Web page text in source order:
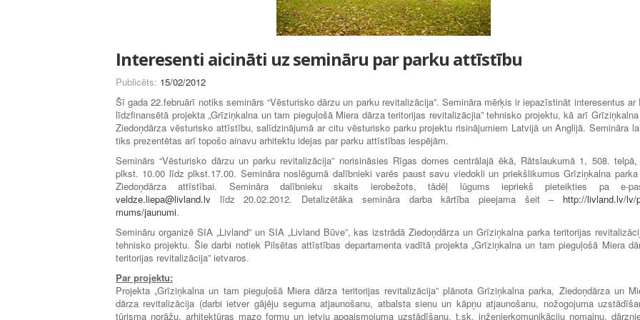
Interesenti aicināti uz semināru par parku attīstību
Publicēts: 15/02/2012
Šī gada 22.februārī notiks seminārs “Vēsturisko dārzu un parku revitalizācija”. Semināra mērķis ir iepazīstināt interesentus ar
līdzfinansētā projekta „Grīziņkalna un tam pieguļošā Miera dārza teritorijas revitalizācjia” tehnisko projektu, kā arī
Ziedoņdārza vēsturisko attīstību, salīdzinājumā ar citu vēsturisko parku projektu risinājumiem Latvijā un Anglijā. Semināra
tiks prezentētas arī topošo ainavu arhitektu idejas par parku attīstības iespējām.
Seminārs “Vēsturisko dārzu un parku revitalizācija” norisināsies Rīgas domes centrālajā ēkā, Rātslaukumā 1, 508.
plkst. 10.00 līdz plkst.17.00. Semināra noslēgumā dalībnieki varēs paust savu viedokli un priekšlikumus Grīziņkalna
Ziedoņdārza attīstībai. Semināra dalībnieku skaits ierobežots, tādēļ lūgums iepriekš pieteikties pa e-
veldze.liepa@livland.lv līdz 20.02.2012. Detalizētāka semināra darba kārtība pieejama šeit – http://livland.lv/lv/
mums/jaunumi.
Semināru organizē SIA „Livland” un SIA „Livland Būve”, kas izstrādā Ziedoņdārza un Grīziņkalna parka teritorijas
tehnisko projektu. Šie darbi notiek Pilsētas attīstības departamenta vadītā projekta „Grīziņkalna un tam pieguļošā Miera
teritorijas revitalizācija” ietvaros.
Par projektu:
Projekta „Grīziņkalna un tam pieguļošā Miera dārza teritorijas revitalizācija” plānota Grīziņkalna parka, Ziedoņdārza un
dārza revitalizācija (darbi ietver gājēju seguma atjaunošanu, atbalsta sienu un kāpņu atjaunošanu, nožogojuma
tūrisma norāžu, arhitektūras mazo formu un ietvju apgaismojuma uzstādīšanu, t.sk. inženierkomunikāciju nomaiņu,